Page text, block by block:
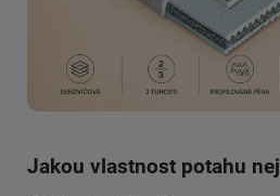
Jakou vlastnost potahu